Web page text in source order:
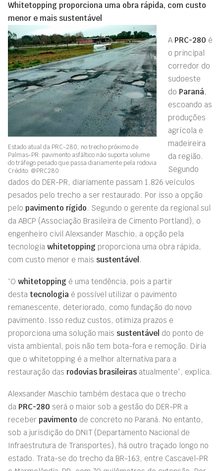
Whitetopping proporciona uma obra rápida, com custo
menor e mais sustentável
Estado atual da PRC-280, no trecho próximo de
Palmas-PR: pavimento asfáltico não suporta volume
do tráfego pesado que passa diariamente pela rodovia
Crédito: @PRC280
A PRC-280 é
o principal
corredor do
sudoeste
do Paraná,
escoando as
produções
agrícola e
madeireira
da região.
Segundo
dados do DER-PR, diariamente passam 1.826 veículos
pesados pelo trecho a ser restaurado. Por isso a opção
pelo pavimento rígido. Segundo o gerente da regional sul
da ABCP (Associação Brasileira de Cimento Portland), o
engenheiro civil Alexsander Maschio, a opção pela
tecnologia whitetopping proporciona uma obra rápida,
com custo menor e mais sustentável .
“O whitetopping é uma tendência, pois a partir
desta tecnologia é possível utilizar o pavimento
remanescente, deteriorado, como fundação do novo
pavimento. Isso reduz custos, otimiza prazos e
proporciona uma solução mais sustentável do ponto de
vista ambiental, pois não tem bota-fora e remoção. Diria
que o whitetopping é a melhor alternativa para a
restauração das rodovias brasileiras atualmente”, explica.
Alexsander Maschio também destaca que o trecho
da PRC-280 será o maior sob a gestão do DER-PR a
receber pavimento de concreto no Paraná. No entanto,
sob a jurisdição do DNIT (Departamento Nacional de
Infraestrutura de Transportes), há outro traçado longo no
estado. Trata-se do trecho da BR-163, entre Cascavel-PR